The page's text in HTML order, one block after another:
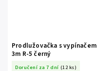
Prodlužovačka s vypínačem
3m R-5 černý
Doručení za 7 dní (12 ks)